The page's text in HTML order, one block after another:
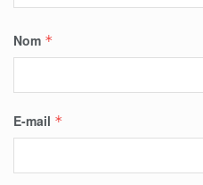
Nom *
E-mail *